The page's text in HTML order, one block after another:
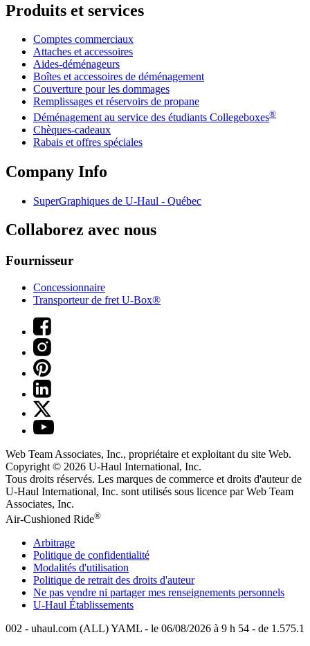
Produits et services
Comptes commerciaux
Attaches et accessoires
Aides-déménageurs
Boîtes et accessoires de déménagement
Couverture pour les dommages
Remplissages et réservoirs de propane
Déménagement au service des étudiants Collegeboxes®
Chèques-cadeaux
Rabais et offres spéciales
Company Info
SuperGraphiques de U-Haul - Québec
Collaborez avec nous
Fournisseur
Concessionnaire
Transporteur de fret U-Box®
Web Team Associates, Inc., propriétaire et exploitant du site Web.
Copyright © 2026 U-Haul International, Inc.
Tous droits réservés. Les marques de commerce et droits d'auteur de
U-Haul International, Inc. sont utilisés sous licence par Web Team
Associates, Inc.
Air-Cushioned Ride®
Arbitrage
Politique de confidentialité
Modalités d'utilisation
Politique de retrait des droits d'auteur
Ne pas vendre ni partager mes renseignements personnels
U-Haul Établissements
002 - uhaul.com (ALL) YAML - le 06/08/2026 à 9 h 54 - de 1.575.1